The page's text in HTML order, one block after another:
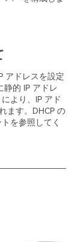
アドレスを設定
的 IP アドレ
より、IP アド
ます。DHCP の
を参照してく